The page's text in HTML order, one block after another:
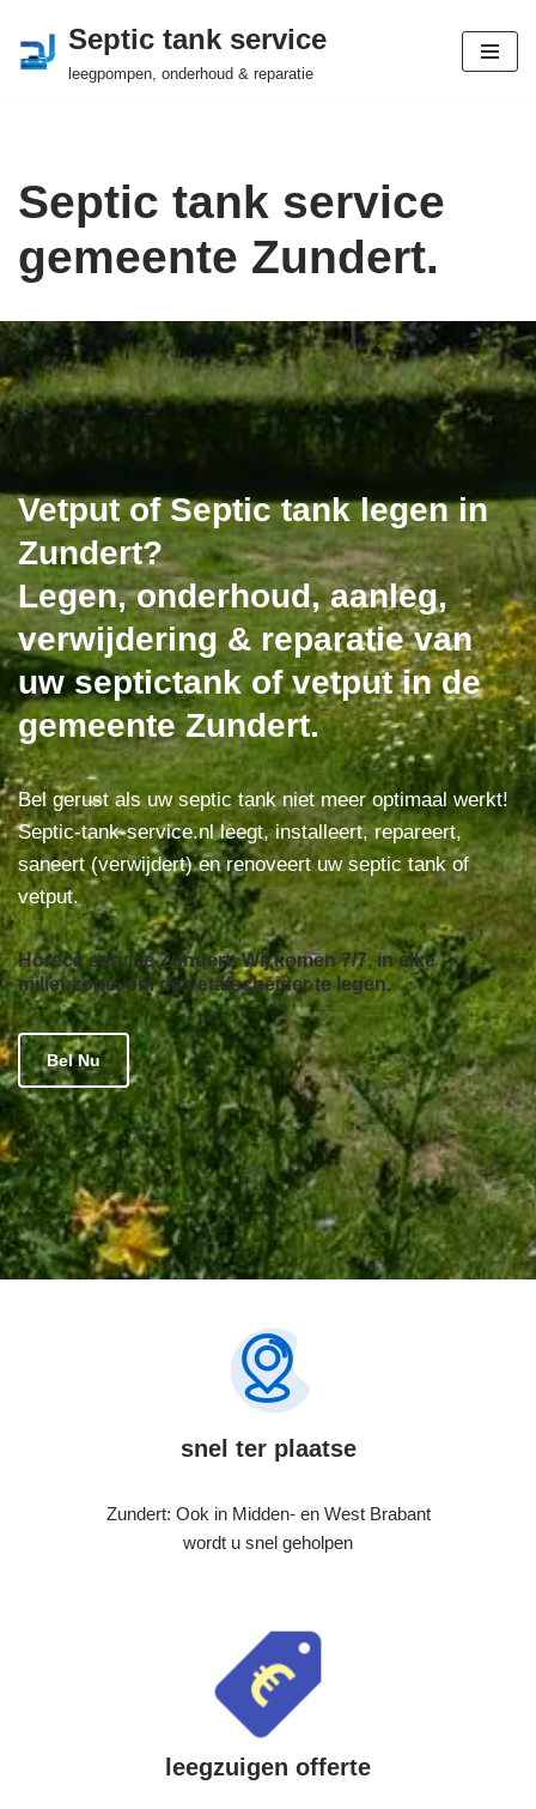
Ga
Septic tank service
leegpompen, onderhoud & reparatie
Septic tank service
gemeente Zundert.
Vetput of Septic tank legen in
Zundert?
Legen, onderhoud, aanleg,
verwijdering & reparatie van
uw septictank of vetput in de
gemeente Zundert.
Bel gerust als uw septic tank niet meer optimaal werkt!
Septic-tank-service.nl leegt, installeert, repareert,
saneert (verwijdert) en renoveert uw septic tank of
vetput.
Horeca service Zundert: Wij komen 7/7, in elke
milieuzone, om de vetafscheider te legen.
Bel Nu
snel ter plaatse
Zundert: Ook in Midden- en West Brabant
wordt u snel geholpen
leegzuigen offerte